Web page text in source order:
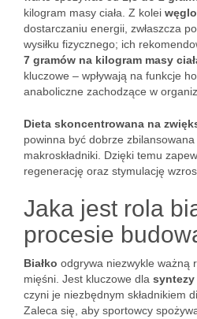
kilogram masy ciała. Z kolei
dostarczaniu energii, zwłaszcza
wysiłku fizycznego; ich
7 gramów na kilogram masy
kluczowe – wpływają na funkcje
anaboliczne zachodzące w
Dieta skoncentrowana na
powinna być dobrze
makroskładniki. Dzięki temu
regenerację oraz stymulację
Jaka jest rola
procesie
Białko odgrywa niezwykle ważną
mięśni. Jest kluczowe dla syntezy
czyni je niezbędnym składnikiem
Zaleca się, aby sportowcy